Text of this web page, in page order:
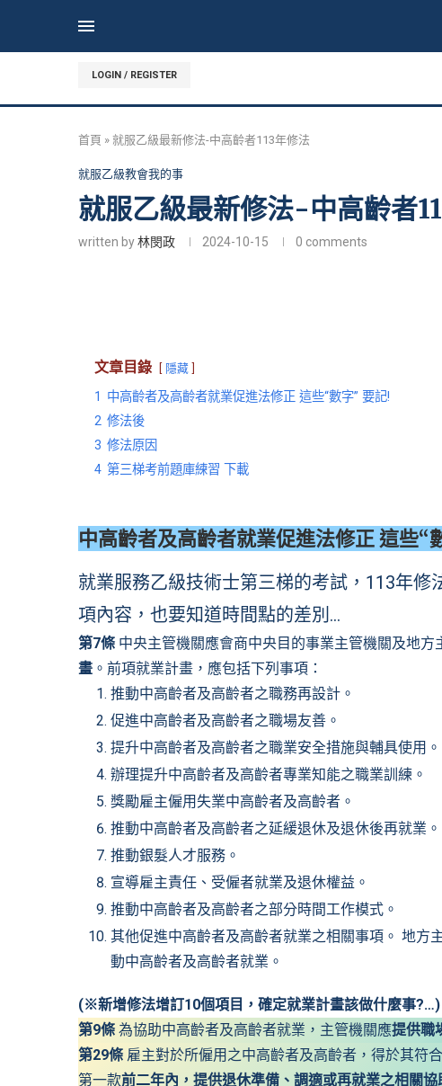
LOGIN / REGISTER
首頁 » 就服乙級最新修法-中高齡者113年修法
就服乙級教會我的事
就服乙級最新修法-中高齡者
written by林閔政 2024-10-15 0 comments
文章目錄 隱藏
1 中高齡者及高齡者就業促進法修正 這些“數字” 要記!
2 修法後
3 修法原因
4 第三梯考前題庫練習 下載
中高齡者及高齡者就業促進法修正 這些“
就業服務乙級技術士第三梯的考試，113年
項內容，也要知道時間點的差別…
第7條 中央主管機關應會商中央目的事業主管機關及地方
畫 。前項就業計畫，應包括下列事項：
推動中高齡者及高齡者之職務再設計。
促進中高齡者及高齡者之職場友善。
提升中高齡者及高齡者之職業安全措施與輔具使用。
辦理提升中高齡者及高齡者專業知能之職業訓練。
獎勵雇主僱用失業中高齡者及高齡者。
推動中高齡者及高齡者之延緩退休及退休後再就業。
推動銀髮人才服務。
宣導雇主責任、受僱者就業及退休權益。
推動中高齡者及高齡者之部分時間工作模式。
其他促進中高齡者及高齡者就業之相關事項。 地方
動中高齡者及高齡者就業。
(※新增修法增訂10個項目，確定就業計畫該做什麼事?…)
第9條 為協助中高齡者及高齡者就業，主管機關應提供職
第29條 雇主對於所僱用之中高齡者及高齡者，得於其符
第一款前二年內，提供退休準備、調適或再就業之相關協